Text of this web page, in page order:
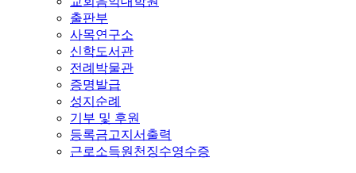
출판부
사목연구소
신학도서관
전례박물관
증명발급
성지순례
기부 및 후원
등록금고지서출력
근로소득원천징수영수증